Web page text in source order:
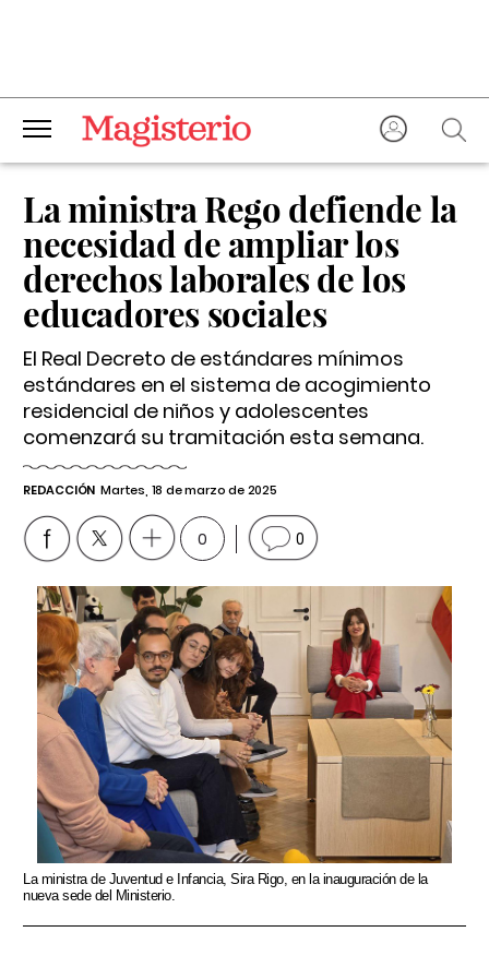
La ministra Rego defiende la
necesidad de ampliar los
derechos laborales de los
educadores sociales
El Real Decreto de estándares mínimos
estándares en el sistema de acogimiento
residencial de niños y adolescentes
comenzará su tramitación esta semana.
REDACCIÓN Martes, 18 de marzo de 2025
0 0
La ministra de Juventud e Infancia, Sira Rigo, en la inauguración de la
nueva sede del Ministerio.